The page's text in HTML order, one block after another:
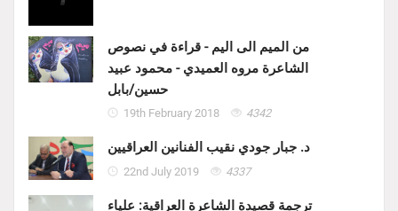
من الميم الى اليم - قراءة في نصوص
الشاعرة مروه العميدي - محمود عبيد
حسين/بابل
19th February 2018 4342
د. جبار جودي نقيب الفنانين العراقيين
22nd July 2019 4337
ترجمة قصيدة الشاعرة العراقية: علياء